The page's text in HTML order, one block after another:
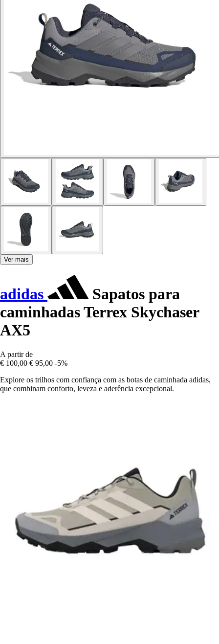
Ver mais
adidas
Sapatos para
caminhadas Terrex Skychaser
AX5
A partir de
€ 100,00 € 95,00 -5%
Explore os trilhos com confiança com as botas de caminhada adidas,
que combinam conforto, leveza e aderência excepcional.